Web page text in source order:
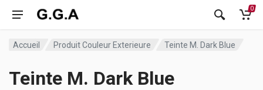
0
Accueil Produit Couleur Exterieure Teinte M. Dark Blue
Teinte M. Dark Blue